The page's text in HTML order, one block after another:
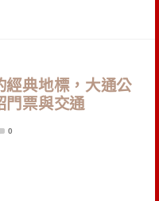
經典地標，大通公
門票與交通
0